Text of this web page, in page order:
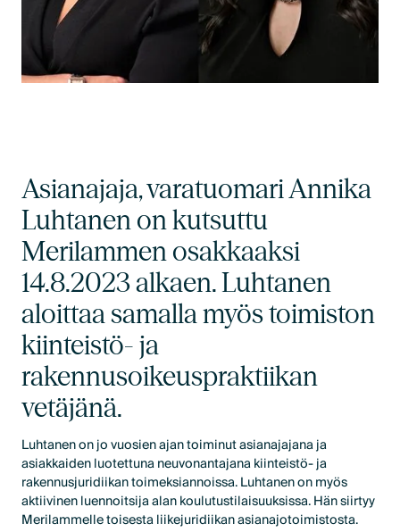
Asianajaja, varatuomari Annika
Luhtanen on kutsuttu
Merilammen osakkaaksi
14.8.2023 alkaen. Luhtanen
aloittaa samalla myös toimiston
kiinteistö- ja
rakennusoikeuspraktiikan
vetäjänä.
Luhtanen on jo vuosien ajan toiminut asianajajana ja
asiakkaiden luotettuna neuvonantajana kiinteistö- ja
rakennusjuridiikan toimeksiannoissa. Luhtanen on myös
aktiivinen luennoitsija alan koulutustilaisuuksissa. Hän siirtyy
Merilammelle toisesta liikejuridiikan asianajotoimistosta.